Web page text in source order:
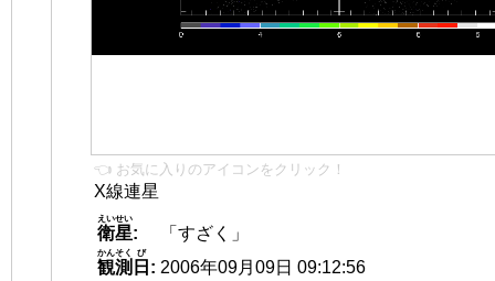
👈 お気に入りのアイコンをクリック！
X線連星
衛星
えいせい
:
「すざく」
観測
かんそく
日
び
: 2006年09月09日 09:12:56